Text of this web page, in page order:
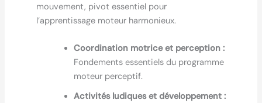
mouvement, pivot essentiel pour
l’apprentissage moteur harmonieux.
Coordination motrice et perception :
Fondements essentiels du programme
moteur perceptif.
Activités ludiques et développement :